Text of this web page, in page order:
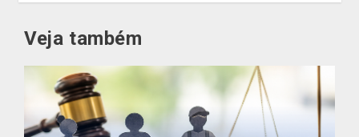
Veja também